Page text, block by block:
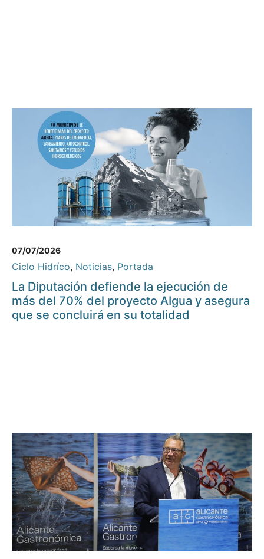
07/07/2026
Ciclo Hidríco, Noticias, Portada
La Diputación defiende la ejecución de
más del 70% del proyecto AIgua y asegura
que se concluirá en su totalidad